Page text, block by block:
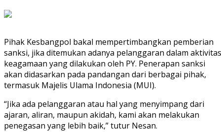
Pihak Kesbangpol bakal mempertimbangkan pemberian
sanksi, jika ditemukan adanya pelanggaran dalam aktivitas
keagamaan yang dilakukan oleh PY. Penerapan sanksi
akan didasarkan pada pandangan dari berbagai pihak,
termasuk Majelis Ulama Indonesia (MUI).
“Jika ada pelanggaran atau hal yang menyimpang dari
ajaran, aliran, maupun akidah, kami akan melakukan
penegasan yang lebih baik,” tutur Nesan.